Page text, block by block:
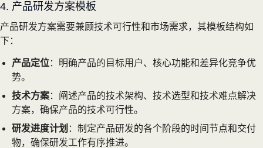
4. 产品研发方案模板
产品研发方案需要兼顾技术可行性和市场需求，其模板结构如
下：
产品定位：明确产品的目标用户、核心功能和差异化竞争优
势。
技术方案：阐述产品的技术架构、技术选型和技术难点解决
方案，确保产品的技术可行性。
研发进度计划 ：制定产品研发的各个阶段的时间节点和交付
物，确保研发工作有序推进。